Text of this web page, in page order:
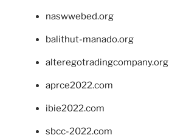
naswwebed.org
balithut-manado.org
alteregotradingcompany.org
aprce2022.com
ibie2022.com
sbcc-2022.com